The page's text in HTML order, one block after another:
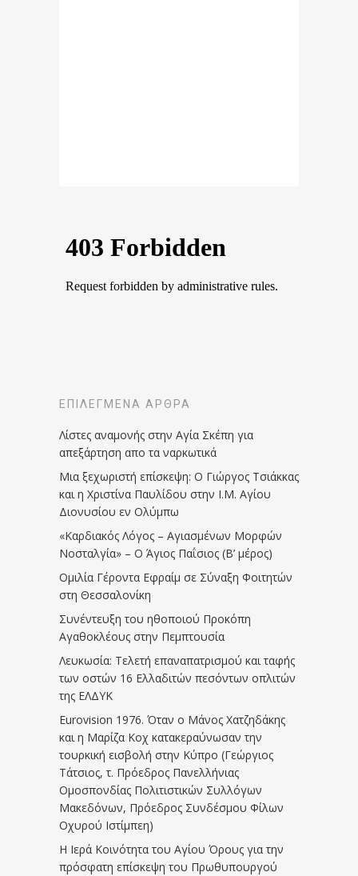
ΕΠΙΛΕΓΜΈΝΑ ΆΡΘΡΑ
Λίστες αναμονής στην Αγία Σκέπη για
απεξάρτηση απο τα ναρκωτικά
Μια ξεχωριστή επίσκεψη: Ο Γιώργος Τσιάκκας
και η Χριστίνα Παυλίδου στην Ι.Μ. Αγίου
Διονυσίου εν Ολύμπω
«Καρδιακός Λόγος – Αγιασμένων Μορφών
Νοσταλγία» – Ο Άγιος Παΐσιος (Β’ μέρος)
Ομιλία Γέροντα Εφραίμ σε Σύναξη Φοιτητών
στη Θεσσαλονίκη
Συνέντευξη του ηθοποιού Προκόπη
Αγαθοκλέους στην Πεμπτουσία
Λευκωσία: Τελετή επαναπατρισμού και ταφής
των οστών 16 Ελλαδιτών πεσόντων οπλιτών
της ΕΛΔΥΚ
Eurovision 1976. Όταν ο Μάνος Χατζηδάκης
και η Μαρίζα Κοχ κατακεραύνωσαν την
τουρκική εισβολή στην Κύπρο (Γεώργιος
Τάτσιος, τ. Πρόεδρος Πανελλήνιας
Ομοσπονδίας Πολιτιστικών Συλλόγων
Μακεδόνων, Πρόεδρος Συνδέσμου Φίλων
Οχυρού Ιστίμπεη)
Η Ιερά Κοινότητα του Αγίου Όρους για την
πρόσφατη επίσκεψη του Πρωθυπουργού